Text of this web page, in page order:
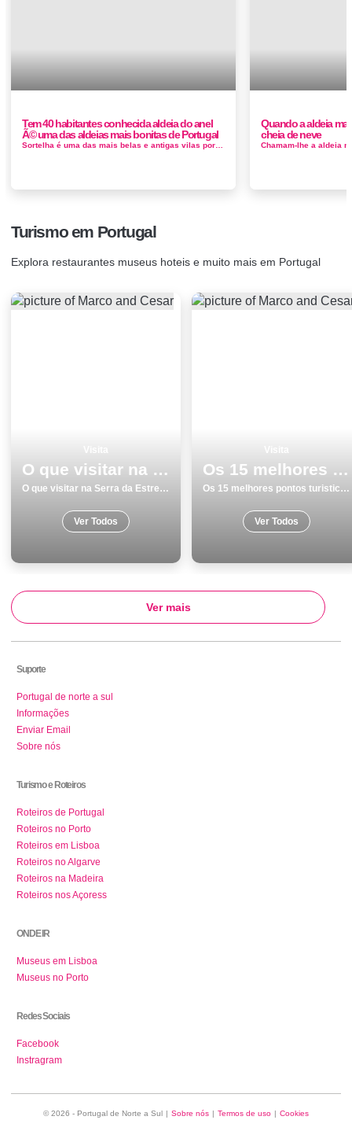
Tem 40 habitantes conhecida aldeia do anel
Ã© uma das aldeias mais bonitas de Portugal
Sortelha é uma das mais belas e antigas vilas portuguesas, tendo mantido a sua fisionomia urbana e arquitectónica inalterada desde o ren...
Quando a aldeia
cheia de neve
Turismo em Portugal
Explora restaurantes museus hoteis e muito mais em Portugal
O que visitar na Serra da Estrela os 7 melhores locais
O que visitar na Serra da Estrela os 7 melhores locais
Ver Todos
Os 15 melhores pontos turisticos para visitar em Monumentos Viseu
Os 15 melhores pontos turisticos para visitar em Monumentos Viseu
Ver Todos
Ver mais
Suporte
Portugal de norte a sul
Informações
Enviar Email
Sobre nós
Turismo e Roteiros
Roteiros de Portugal
Roteiros no Porto
Roteiros em Lisboa
Roteiros no Algarve
Roteiros na Madeira
Roteiros nos Açoress
ONDE IR
Museus em Lisboa
Museus no Porto
Redes Sociais
Facebook
Instragram
© 2026 - Portugal de Norte a Sul | Sobre nós | Termos de uso | Cookies